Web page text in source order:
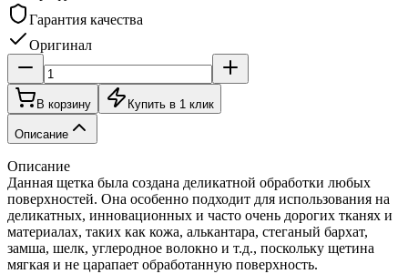
Гарантия качества
Оригинал
В корзину Купить в 1 клик
Описание
Описание
Данная щетка была создана деликатной обработки любых
поверхностей. Она особенно подходит для использования на
деликатных, инновационных и часто очень дорогих тканях и
материалах, таких как кожа, алькантара, стеганый бархат,
замша, шелк, углеродное волокно и т.д., поскольку щетина
мягкая и не царапает обработанную поверхность.